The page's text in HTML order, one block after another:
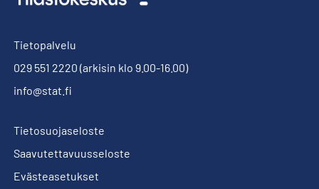
Tietopalvelu
029 551 2220 (arkisin klo 9.00-16.00)
info@stat.fi
Tietosuojaseloste
Saavutettavuusseloste
Evästeasetukset